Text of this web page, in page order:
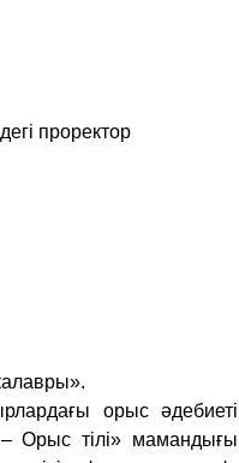
проректор
орыс әдебиеті
– Орыс тілі» мамандығы